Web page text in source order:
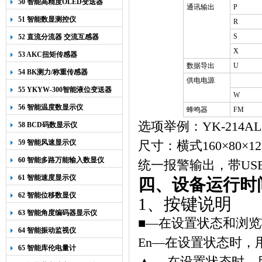
50 智能高精度OLED变送器
YK-218
51 智能数显测控仪
52 直流分流器 交流互感器
53 AKC扭矩传感器
54 BK测力/称重传感器
55 YKYW-300智能液位变送器
56 智能温度数显示仪
58 BCD码数显示仪
59 智能风速显示仪
60 智能多路万能输入数显仪
61 智能速度显示仪
62 智能位移数显仪
63 智能角度编码器显示仪
64 智能振动监视仪
65 智能库伦电量计
通讯输出
P
R
S
X
数据导出
U
供电电源
W
蜂鸣器
FM
选项举例： YK-
尺寸：横式160×80×
统一报警输出，带
四、设备运行
1、按键说明
■—在设置状态和浏
En—在设置状态时，